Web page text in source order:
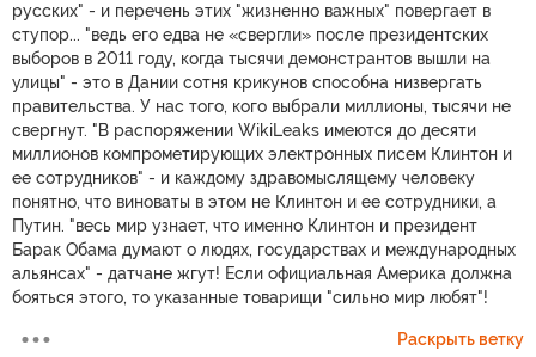
русских" - и перечень этих "жизненно важных" повергает в
ступор... "ведь его едва не «свергли» после президентских
выборов в 2011 году, когда тысячи демонстрантов вышли на
улицы" - это в Дании сотня крикунов способна низвергать
правительства. У нас того, кого выбрали миллионы, тысячи не
свергнут. "В распоряжении WikiLeaks имеются до десяти
миллионов компрометирующих электронных писем Клинтон и
ее сотрудников" - и каждому здравомыслящему человеку
понятно, что виноваты в этом не Клинтон и ее сотрудники, а
Путин. "весь мир узнает, что именно Клинтон и президент
Барак Обама думают о людях, государствах и международных
альянсах" - датчане жгут! Если официальная Америка должна
бояться этого, то указанные товарищи "сильно мир любят"!
Раскрыть ветку